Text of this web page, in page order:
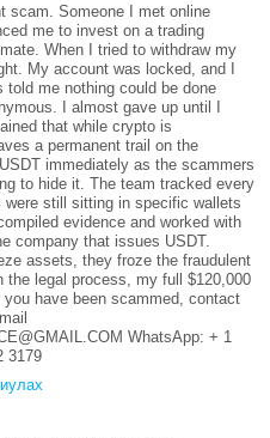
scam. Someone I met online
me to invest on a trading
When I tried to withdraw my
My account was locked, and I
me nothing could be done
I almost gave up until I
that while crypto is
a permanent trail on the
immediately as the scammers
to hide it. The team tracked every
still sitting in specific wallets
evidence and worked with
company that issues USDT.
assets, they froze the fraudulent
the legal process, my full $120,000
have been scammed, contact
WhatsApp: + 1
3179